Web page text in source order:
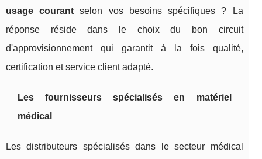
usage courant selon vos besoins spécifiques ? La
réponse réside dans le choix du bon circuit
d'approvisionnement qui garantit à la fois qualité,
certification et service client adapté.
Les fournisseurs spécialisés en matériel
médical
Les distributeurs spécialisés dans le secteur médical